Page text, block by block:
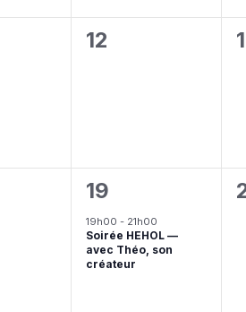
0
12
1
évènement,
19
19h00 - 21h00
Soirée HEHOL —
avec Théo, son
créateur